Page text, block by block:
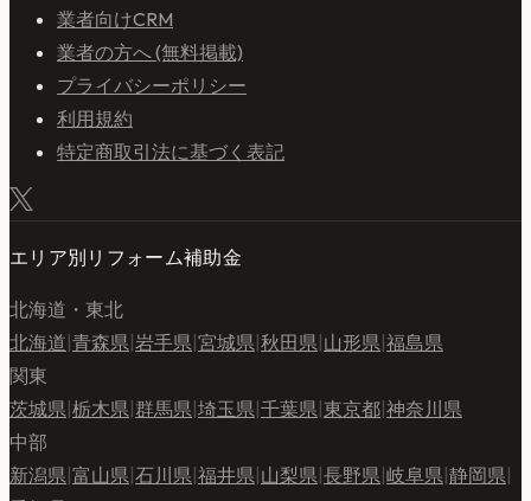
業者向けCRM
業者の方へ (無料掲載)
プライバシーポリシー
利用規約
特定商取引法に基づく表記
エリア別リフォーム補助金
北海道・東北
北海道 青森県 岩手県 宮城県 秋田県 山形県 福島県
関東
茨城県 栃木県 群馬県 埼玉県 千葉県 東京都 神奈川県
中部
新潟県 富山県 石川県 福井県 山梨県 長野県 岐阜県 静岡県